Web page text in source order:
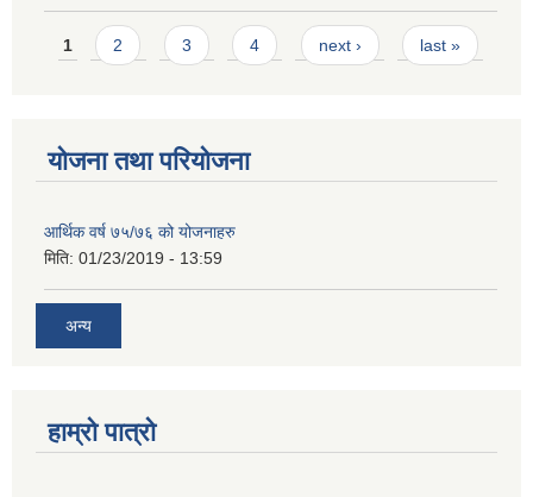
Pages
1 2 3 4 next › last »
योजना तथा परियोजना
आर्थिक वर्ष ७५/७६ को योजनाहरु
मिति: 01/23/2019 - 13:59
अन्य
हाम्रो पात्रो